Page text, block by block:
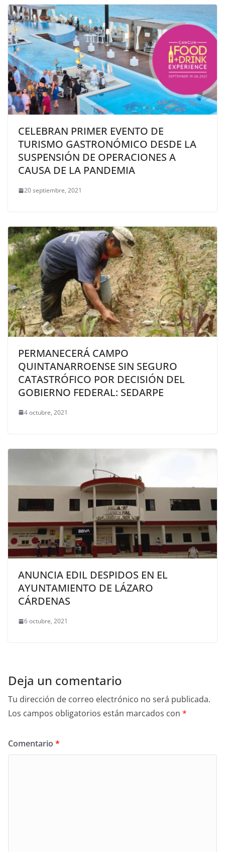
CELEBRAN PRIMER EVENTO DE
TURISMO GASTRONÓMICO DESDE LA
SUSPENSIÓN DE OPERACIONES A
CAUSA DE LA PANDEMIA
20 septiembre, 2021
PERMANECERÁ CAMPO
QUINTANARROENSE SIN SEGURO
CATASTRÓFICO POR DECISIÓN DEL
GOBIERNO FEDERAL: SEDARPE
4 octubre, 2021
ANUNCIA EDIL DESPIDOS EN EL
AYUNTAMIENTO DE LÁZARO
CÁRDENAS
6 octubre, 2021
Deja un comentario
Tu dirección de correo electrónico no será publicada.
Los campos obligatorios están marcados con *
Comentario *